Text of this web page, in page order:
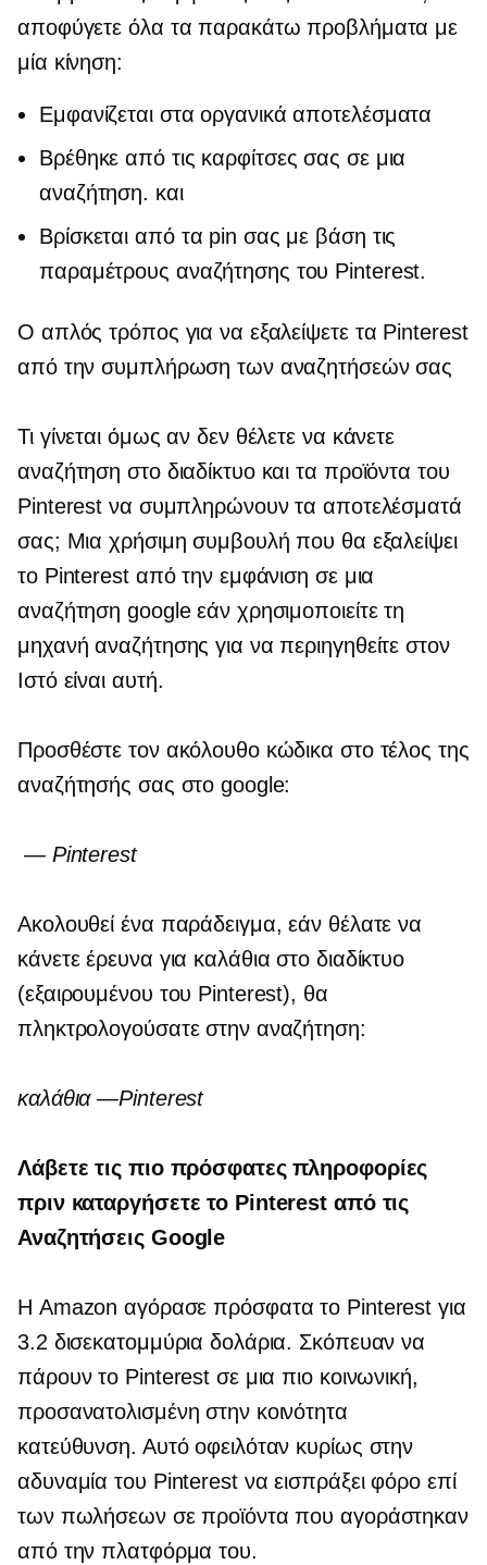
αποφύγετε όλα τα παρακάτω προβλήματα με
μία κίνηση:
Εμφανίζεται στα οργανικά αποτελέσματα
Βρέθηκε από τις καρφίτσες σας σε μια
αναζήτηση. και
Βρίσκεται από τα pin σας με βάση τις
παραμέτρους αναζήτησης του Pinterest.
Ο απλός τρόπος για να εξαλείψετε τα Pinterest
από την συμπλήρωση των αναζητήσεών σας
Τι γίνεται όμως αν δεν θέλετε να κάνετε
αναζήτηση στο διαδίκτυο και τα προϊόντα του
Pinterest να συμπληρώνουν τα αποτελέσματά
σας; Μια χρήσιμη συμβουλή που θα εξαλείψει
το Pinterest από την εμφάνιση σε μια
αναζήτηση google εάν χρησιμοποιείτε τη
μηχανή αναζήτησης για να περιηγηθείτε στον
Ιστό είναι αυτή.
Προσθέστε τον ακόλουθο κώδικα στο τέλος της
αναζήτησής σας στο google:
— Pinterest
Ακολουθεί ένα παράδειγμα, εάν θέλατε να
κάνετε έρευνα για καλάθια στο διαδίκτυο
(εξαιρουμένου του Pinterest), θα
πληκτρολογούσατε στην αναζήτηση:
καλάθια —Pinterest
Λάβετε τις πιο πρόσφατες πληροφορίες
πριν καταργήσετε το Pinterest από τις
Αναζητήσεις Google
Η Amazon αγόρασε πρόσφατα το Pinterest για
3.2 δισεκατομμύρια δολάρια. Σκόπευαν να
πάρουν το Pinterest σε μια πιο κοινωνική,
προσανατολισμένη στην κοινότητα
κατεύθυνση. Αυτό οφειλόταν κυρίως στην
αδυναμία του Pinterest να εισπράξει φόρο επί
των πωλήσεων σε προϊόντα που αγοράστηκαν
από την πλατφόρμα του.